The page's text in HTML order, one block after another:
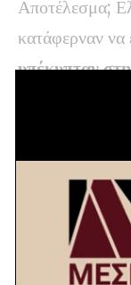
Αποτέλεσμα;
κατάφερναν να
υπέκυπταν
αφήσουν έτσι.
άνδρες που
στα ψηλά και
προκειμένου
στους